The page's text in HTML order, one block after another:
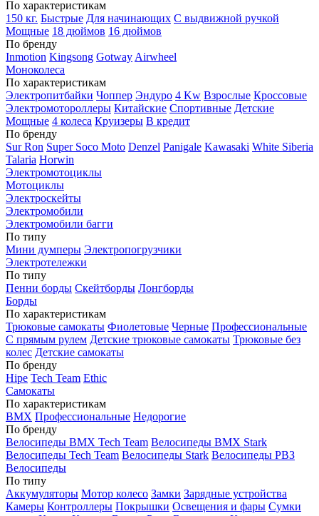
По характеристикам
150 кг. Быстрые Для начинающих С выдвижной ручкой
Мощные 18 дюймов 16 дюймов
По бренду
Inmotion Kingsong Gotway Airwheel
Моноколеса
По характеристикам
Электропитбайки Чоппер Эндуро 4 Kw Взрослые Кроссовые
Электромотороллеры Китайские Спортивные Детские
Мощные 4 колеса Круизеры В кредит
По бренду
Sur Ron Super Soco Moto Denzel Panigale Kawasaki White Siberia
Talaria Horwin
Электромотоциклы
Мотоциклы
Электроскейты
Электромобили
Электромобили багги
По типу
Мини думперы Электропогрузчики
Электротележки
По типу
Пенни борды Скейтборды Лонгборды
Борды
По характеристикам
Трюковые самокаты Фиолетовые Черные Профессиональные
С прямым рулем Детские трюковые самокаты Трюковые без
колес Детские самокаты
По бренду
Hipe Tech Team Ethic
Самокаты
По характеристикам
BMX Профессиональные Недорогие
По бренду
Велосипеды BMX Tech Team Велосипеды BMX Stark
Велосипеды Tech Team Велосипеды Stark Велосипеды РВЗ
Велосипеды
По типу
Аккумуляторы Мотор колесо Замки Зарядные устройства
Камеры Контроллеры Покрышки Освещения и фары Сумки